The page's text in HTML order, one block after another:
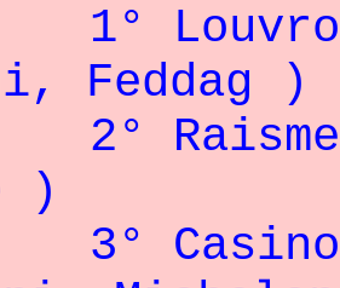
) :
Casino